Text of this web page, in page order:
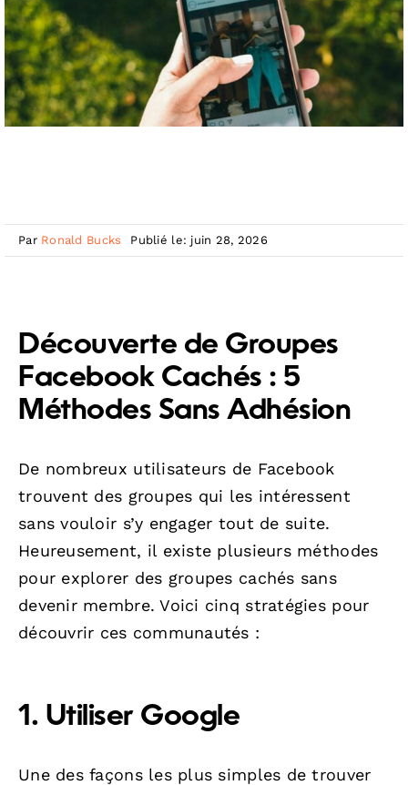
Par Ronald Bucks Publié le: juin 28, 2026
Découverte de Groupes
Facebook Cachés : 5
Méthodes Sans Adhésion
De nombreux utilisateurs de Facebook
trouvent des groupes qui les intéressent
sans vouloir s’y engager tout de suite.
Heureusement, il existe plusieurs méthodes
pour explorer des groupes cachés sans
devenir membre. Voici cinq stratégies pour
découvrir ces communautés :
1. Utiliser Google
Une des façons les plus simples de trouver